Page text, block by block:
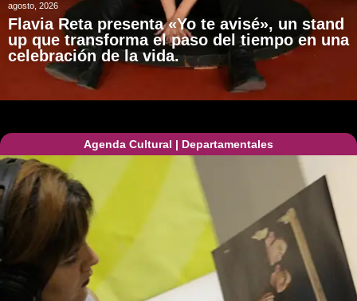
agosto, 2026
Flavia Reta presenta «Yo te avisé», un stand
up que transforma el paso del tiempo en una
celebración de la vida.
Agenda Cultural | Departamentales